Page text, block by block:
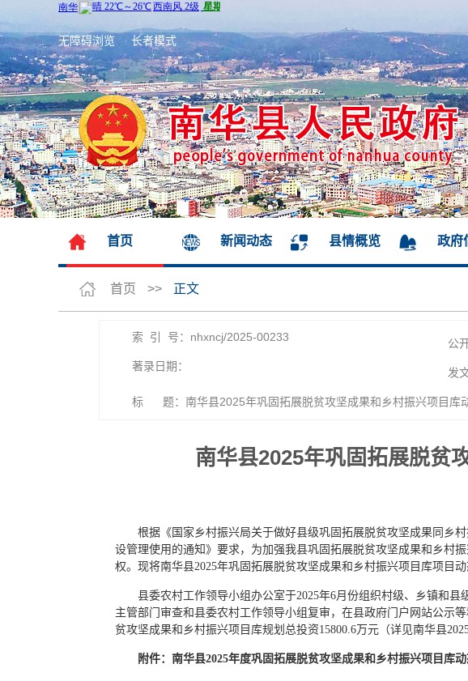
无障碍浏览 长者模式
首页 新闻动态 县情概览 政府
首页 >> 正文
索 引 号：nhxncj/2025-00233 公
著录日期：
发
标 题：南华县2025年巩固拓展脱贫攻坚成果和乡村振兴项目库
南华县2025年巩固拓展脱贫
根据《国家乡村振兴局关于做好县级巩固拓展脱贫攻坚成果同乡
设管理使用的通知》要求，为加强我县巩固拓展脱贫攻坚成果和乡村
权。现将南华县2025年巩固拓展脱贫攻坚成果和乡村振兴项目库项目
县委农村工作领导小组办公室于2025年6月份组织村级、乡镇和
主管部门审查和县委农村工作领导小组复审，在县政府门户网站公示
贫攻坚成果和乡村振兴项目库规划总投资15800.6万元（详见南华县
附件：南华县2025年度巩固拓展脱贫攻坚成果和乡村振兴项目库